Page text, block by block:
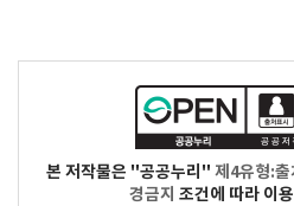
본 저작물은 "공공누리" 제4유형:
경금지 조건에 따라 이